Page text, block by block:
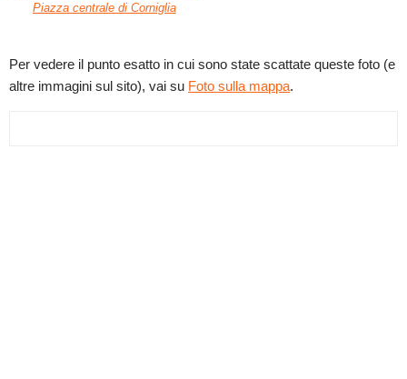
Piazza centrale di Corniglia
Per vedere il punto esatto in cui sono state scattate queste foto (e
altre immagini sul sito), vai su Foto sulla mappa.